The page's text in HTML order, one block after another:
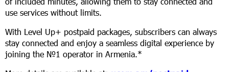
use services without limits.
With Level Up+ postpaid packages, subscribers can always
stay connected and enjoy a seamless digital experience by
joining the №1 operator in Armenia.*